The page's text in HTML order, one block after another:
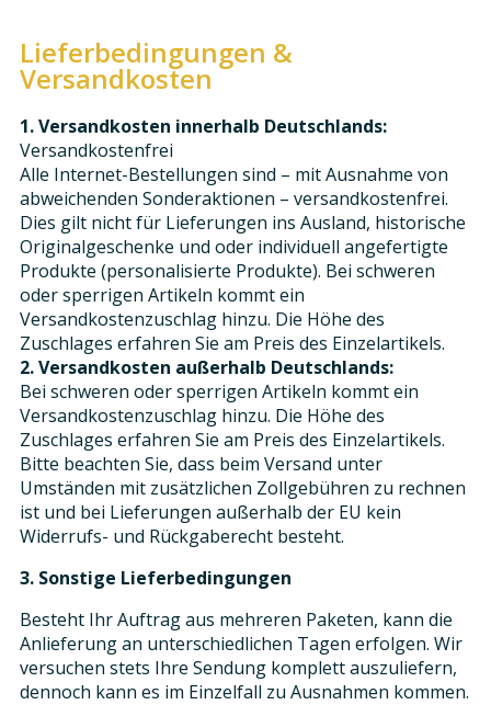
Lieferbedingungen &
Versandkosten
1. Versandkosten innerhalb Deutschlands:
Versandkostenfrei
Alle Internet-Bestellungen sind – mit Ausnahme von
abweichenden Sonderaktionen – versandkostenfrei.
Dies gilt nicht für Lieferungen ins Ausland, historische
Originalgeschenke und oder individuell angefertigte
Produkte (personalisierte Produkte). Bei schweren
oder sperrigen Artikeln kommt ein
Versandkostenzuschlag hinzu. Die Höhe des
Zuschlages erfahren Sie am Preis des Einzelartikels.
2. Versandkosten außerhalb Deutschlands:
Bei schweren oder sperrigen Artikeln kommt ein
Versandkostenzuschlag hinzu. Die Höhe des
Zuschlages erfahren Sie am Preis des Einzelartikels.
Bitte beachten Sie, dass beim Versand unter
Umständen mit zusätzlichen Zollgebühren zu rechnen
ist und bei Lieferungen außerhalb der EU kein
Widerrufs- und Rückgaberecht besteht.
3. Sonstige Lieferbedingungen
Besteht Ihr Auftrag aus mehreren Paketen, kann die
Anlieferung an unterschiedlichen Tagen erfolgen. Wir
versuchen stets Ihre Sendung komplett auszuliefern,
dennoch kann es im Einzelfall zu Ausnahmen kommen.